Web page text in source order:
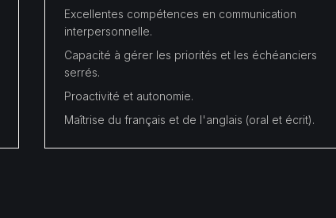
Excellentes compétences en communication
interpersonnelle.
Capacité à gérer les priorités et les échéanciers
serrés.
Proactivité et autonomie.
Maîtrise du français et de l'anglais (oral et écrit).